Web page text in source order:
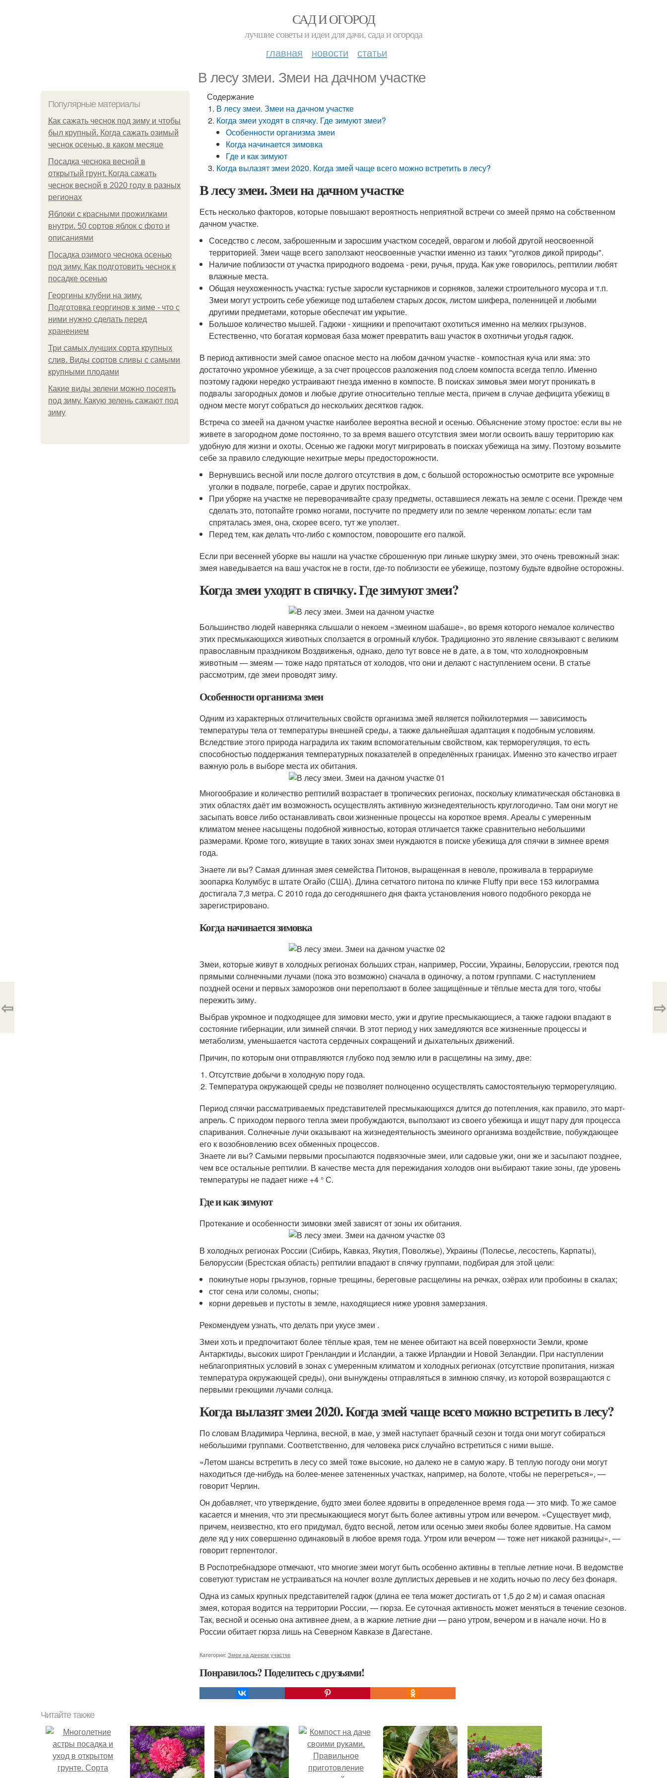
САД И ОГОРОД
лучшие советы и идеи для дачи, сада и огорода
главная новости статьи
В лесу змеи. Змеи на дачном участке
Популярные материалы
Как сажать чеснок под зиму и чтобы
был крупный. Когда сажать озимый
чеснок осенью, в каком месяце
Посадка чеснока весной в
открытый грунт. Когда сажать
чеснок весной в 2020 году в разных
регионах
Яблоки с красными прожилками
внутри. 50 сортов яблок с фото и
описаниями
Посадка озимого чеснока осенью
под зиму. Как подготовить чеснок к
посадке осенью
Георгины клубни на зиму.
Подготовка георгинов к зиме - что с
ними нужно сделать перед
хранением
Три самых лучших сорта крупных
слив. Виды сортов сливы с самыми
крупными плодами
Какие виды зелени можно посеять
под зиму. Какую зелень сажают под
зиму
Содержание
В лесу змеи. Змеи на дачном участке
Когда змеи уходят в спячку. Где зимуют змеи?
Особенности организма змеи
Когда начинается зимовка
Где и как зимуют
Когда вылазят змеи 2020. Когда змей чаще всего можно встретить в лесу?
В лесу змеи. Змеи на дачном участке
Есть несколько факторов, которые повышают вероятность неприятной встречи со змеей прямо на собственном
дачном участке.
Соседство с лесом, заброшенным и заросшим участком соседей, оврагом и любой другой неосвоенной
территорией. Змеи чаще всего заползают неосвоенные участки именно из таких "уголков дикой природы".
Наличие поблизости от участка природного водоема - реки, ручья, пруда. Как уже говорилось, рептилии любят
влажные места.
Общая неухоженность участка: густые заросли кустарников и сорняков, залежи строительного мусора и т.п.
Змеи могут устроить себе убежище под штабелем старых досок, листом шифера, поленницей и любыми
другими предметами, которые обеспечат им укрытие.
Большое количество мышей. Гадюки - хищники и препочитают охотиться именно на мелких грызунов.
Естественно, что богатая кормовая база может превратить ваш участок в охотничьи угодья гадюк.
В период активности змей самое опасное место на любом дачном участке - компостная куча или яма: это
достаточно укромное убежище, а за счет процессов разложения под слоем компоста всегда тепло. Именно
поэтому гадюки нередко устраивают гнезда именно в компосте. В поисках зимовья змеи могут проникать в
подвалы загородных домов и любые другие относительно теплые места, причем в случае дефицита убежищ в
одном месте могут собраться до нескольких десятков гадюк.
Встреча со змеей на дачном участке наиболее вероятна весной и осенью. Объяснение этому простое: если вы не
живете в загородном доме постоянно, то за время вашего отсутствия змеи могли освоить вашу территорию как
удобную для жизни и охоты. Осенью же гадюки могут мигрировать в поисках убежища на зиму. Поэтому возьмите
себе за правило следующие нехитрые меры предосторожности.
Вернувшись весной или после долгого отсутствия в дом, с большой осторожностью осмотрите все укромные
уголки в подвале, погребе, сарае и других постройках.
При уборке на участке не переворачивайте сразу предметы, оставшиеся лежать на земле с осени. Прежде чем
сделать это, потопайте громко ногами, постучите по предмету или по земле черенком лопаты: если там
спряталась змея, она, скорее всего, тут же уползет.
Перед тем, как делать что-либо с компостом, поворошите его палкой.
Если при весенней уборке вы нашли на участке сброшенную при линьке шкурку змеи, это очень тревожный знак:
змея наведывается на ваш участок не в гости, где-то поблизости ее убежище, поэтому будьте вдвойне осторожны.
Когда змеи уходят в спячку. Где зимуют змеи?
Большинство людей наверняка слышали о некоем «змеином шабаше», во время которого немалое количество
этих пресмыкающихся животных сползается в огромный клубок. Традиционно это явление связывают с великим
православным праздником Воздвиженья, однако, дело тут вовсе не в дате, а в том, что холоднокровным
животным — змеям — тоже надо прятаться от холодов, что они и делают с наступлением осени. В статье
рассмотрим, где змеи проводят зиму.
Особенности организма змеи
Одним из характерных отличительных свойств организма змей является пойкилотермия — зависимость
температуры тела от температуры внешней среды, а также дальнейшая адаптация к подобным условиям.
Вследствие этого природа наградила их таким вспомогательным свойством, как терморегуляция, то есть
способностью поддержания температурных показателей в определённых границах. Именно это качество играет
важную роль в выборе места их обитания.
Многообразие и количество рептилий возрастает в тропических регионах, поскольку климатическая обстановка в
этих областях даёт им возможность осуществлять активную жизнедеятельность круглогодично. Там они могут не
засыпать вовсе либо останавливать свои жизненные процессы на короткое время. Ареалы с умеренным
климатом менее насыщены подобной живностью, которая отличается также сравнительно небольшими
размерами. Кроме того, живущие в таких зонах змеи нуждаются в поиске убежища для спячки в зимнее время
года.
Знаете ли вы? Самая длинная змея семейства Питонов, выращенная в неволе, проживала в террариуме
зоопарка Колумбус в штате Огайо (США). Длина сетчатого питона по кличке Fluffy при весе 153 килограмма
достигала 7,3 метра. С 2010 года до сегодняшнего дня факта установления нового подобного рекорда не
зарегистрировано.
Когда начинается зимовка
Змеи, которые живут в холодных регионах больших стран, например, России, Украины, Белоруссии, греются под
прямыми солнечными лучами (пока это возможно) сначала в одиночку, а потом группами. С наступлением
поздней осени и первых заморозков они переползают в более защищённые и тёплые места для того, чтобы
пережить зиму.
Выбрав укромное и подходящее для зимовки место, ужи и другие пресмыкающиеся, а также гадюки впадают в
состояние гибернации, или зимней спячки. В этот период у них замедляются все жизненные процессы и
метаболизм, уменьшается частота сердечных сокращений и дыхательных движений.
Причин, по которым они отправляются глубоко под землю или в расщелины на зиму, две:
Отсутствие добычи в холодную пору года.
Температура окружающей среды не позволяет полноценно осуществлять самостоятельную терморегуляцию.
Период спячки рассматриваемых представителей пресмыкающихся длится до потепления, как правило, это март-
апрель. С приходом первого тепла змеи пробуждаются, выползают из своего убежища и ищут пару для процесса
спаривания. Солнечные лучи оказывают на жизнедеятельность змеиного организма воздействие, побуждающее
его к возобновлению всех обменных процессов.
Знаете ли вы? Самыми первыми просыпаются подвязочные змеи, или садовые ужи, они же и засыпают позднее,
чем все остальные рептилии. В качестве места для пережидания холодов они выбирают такие зоны, где уровень
температуры не падает ниже +4 ° С.
Где и как зимуют
Протекание и особенности зимовки змей зависят от зоны их обитания.
В холодных регионах России (Сибирь, Кавказ, Якутия, Поволжье), Украины (Полесье, лесостепь, Карпаты),
Белоруссии (Брестская область) рептилии впадают в спячку группами, подбирая для этой цели:
покинутые норы грызунов, горные трещины, береговые расщелины на речках, озёрах или пробоины в скалах;
стог сена или соломы, снопы;
корни деревьев и пустоты в земле, находящиеся ниже уровня замерзания.
Рекомендуем узнать, что делать при укусе змеи .
Змеи хоть и предпочитают более тёплые края, тем не менее обитают на всей поверхности Земли, кроме
Антарктиды, высоких широт Гренландии и Исландии, а также Ирландии и Новой Зеландии. При наступлении
неблагоприятных условий в зонах с умеренным климатом и холодных регионах (отсутствие пропитания, низкая
температура окружающей среды), они вынуждены отправляться в зимнюю спячку, из которой возвращаются с
первыми греющими лучами солнца.
Когда вылазят змеи 2020. Когда змей чаще всего можно встретить в лесу?
По словам Владимира Черлина, весной, в мае, у змей наступает брачный сезон и тогда они могут собираться
небольшими группами. Соответственно, для человека риск случайно встретиться с ними выше.
«Летом шансы встретить в лесу со змей тоже высокие, но далеко не в самую жару. В теплую погоду они могут
находиться где-нибудь на более-менее затененных участках, например, на болоте, чтобы не перегреться», —
говорит Черлин.
Он добавляет, что утверждение, будто змеи более ядовиты в определенное время года — это миф. То же самое
касается и мнения, что эти пресмыкающиеся могут быть более активны утром или вечером. «Существует миф,
причем, неизвестно, кто его придумал, будто весной, летом или осенью змеи якобы более ядовитые. На самом
деле яд у них совершенно одинаковый в любое время года. Утром или вечером — тоже нет никакой разницы», —
говорит герпентолог.
В Роспотребнадзоре отмечают, что многие змеи могут быть особенно активны в теплые летние ночи. В ведомстве
советуют туристам не устраиваться на ночлег возле дуплистых деревьев и не ходить ночью по лесу без фонаря.
Одна из самых крупных представителей гадюк (длина ее тела может достигать от 1,5 до 2 м) и самая опасная
змея, которая водится на территории России, — гюрза. Ее суточная активность может меняться в течение сезонов.
Так, весной и осенью она активнее днем, а в жаркие летние дни — рано утром, вечером и в начале ночи. Но в
России обитает гюрза лишь на Северном Кавказе в Дагестане.
Категории: Змеи на дачном участке
Понравилось? Поделитесь с друзьями!
⇦ ⇨
Читайте также